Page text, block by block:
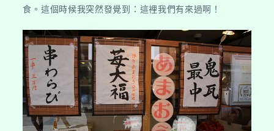
食。這個時候我突然發覺到：這裡我們有來過啊！